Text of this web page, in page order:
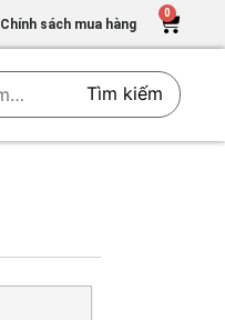
Chính sách mua hàng
0
Tìm kiếm